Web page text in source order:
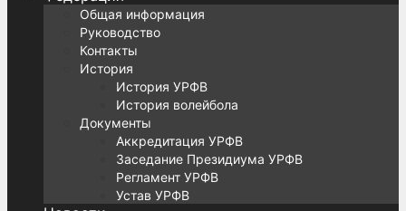
Общая информация
Руководство
Контакты
История
История УРФВ
История волейбола
Документы
Аккредитация УРФВ
Заседание Президиума УРФВ
Регламент УРФВ
Устав УРФВ